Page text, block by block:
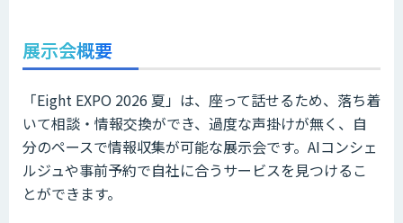
展示会概要
「Eight EXPO 2026 夏」は、座って話せるため、落ち着
いて相談・情報交換ができ、過度な声掛けが無く、自
分のペースで情報収集が可能な展示会です。AIコンシェ
ルジュや事前予約で自社に合うサービスを見つけるこ
とができます。